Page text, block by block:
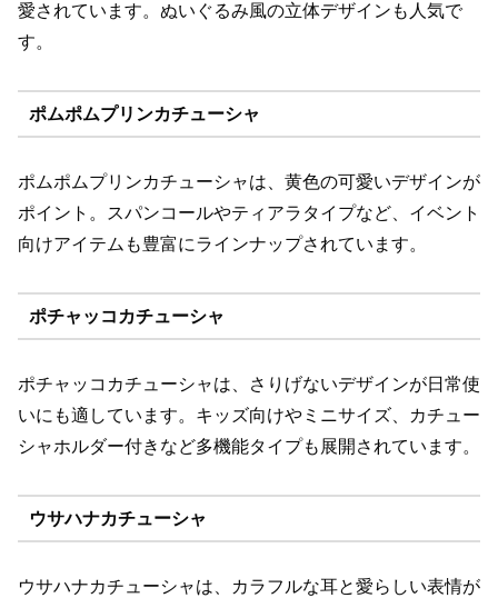
愛されています。ぬいぐるみ風の立体デザインも人気で
す。
ポムポムプリンカチューシャ
ポムポムプリンカチューシャは、黄色の可愛いデザインが
ポイント。スパンコールやティアラタイプなど、イベント
向けアイテムも豊富にラインナップされています。
ポチャッコカチューシャ
ポチャッコカチューシャは、さりげないデザインが日常使
いにも適しています。キッズ向けやミニサイズ、カチュー
シャホルダー付きなど多機能タイプも展開されています。
ウサハナカチューシャ
ウサハナカチューシャは、カラフルな耳と愛らしい表情が